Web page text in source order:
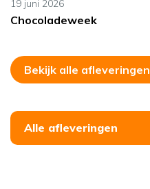
19 juni 2026
Chocoladeweek
Bekijk alle afleveringen
Alle afleveringen